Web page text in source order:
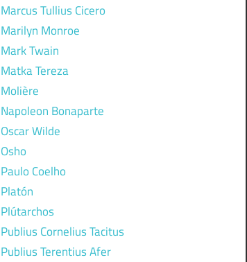
Marcus Tullius Cicero
Marilyn Monroe
Mark Twain
Matka Tereza
Molière
Napoleon Bonaparte
Oscar Wilde
Osho
Paulo Coelho
Platón
Plútarchos
Publius Cornelius Tacitus
Publius Terentius Afer